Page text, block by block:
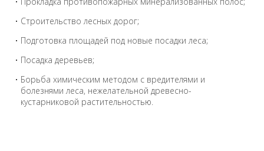
Строительство лесных дорог;
Подготовка площадей под новые посадки леса;
Посадка деревьев;
Борьба химическим методом с вредителями и
болезнями леса, нежелательной древесно-
кустарниковой растительностью.